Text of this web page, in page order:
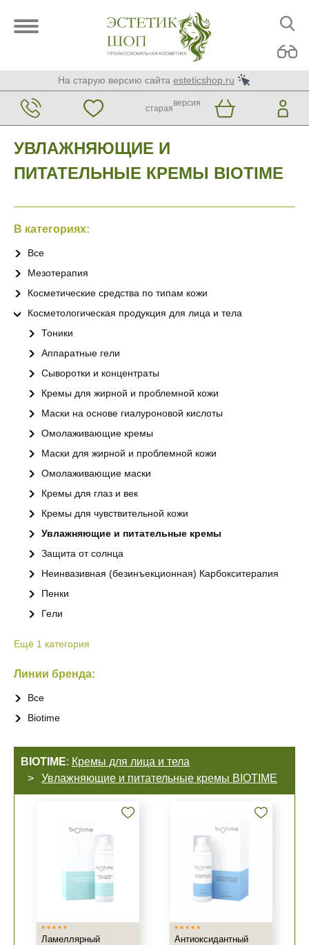
На старую версию сайта esteticshop.ru
старая
версия
УВЛАЖНЯЮЩИЕ И
ПИТАТЕЛЬНЫЕ КРЕМЫ BIOTIME
В категориях:
Все
Мезотерапия
Косметические средства по типам кожи
Косметологическая продукция для лица и тела
Тоники
Аппаратные гели
Сыворотки и концентраты
Кремы для жирной и проблемной кожи
Маски на основе гиалуроновой кислоты
Омолаживающие кремы
Маски для жирной и проблемной кожи
Омолаживающие маски
Кремы для глаз и век
Кремы для чувствительной кожи
Увлажняющие и питательные кремы
Защита от солнца
Неинвазивная (безинъекционная) Карбокситерапия
Пенки
Гели
Ещё 1 категория
Линии бренда:
Все
Biotime
BIOTIME: Кремы для лица и тела
Увлажняющие и питательные кремы BIOTIME
Ламеллярный
Антиоксидантный